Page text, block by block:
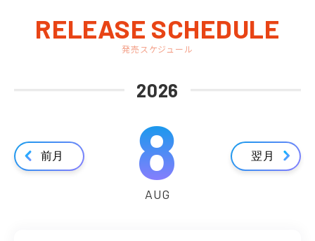
RELEASE SCHEDULE
発売スケジュール
2026
前月 8
AUG
翌月